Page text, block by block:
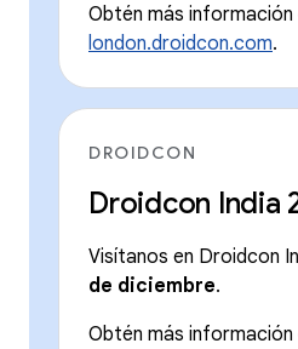
Obtén más información
london.droidcon.com.
DROIDCON
Droidcon India
Visítanos en Droidcon
de diciembre.
Obtén más información